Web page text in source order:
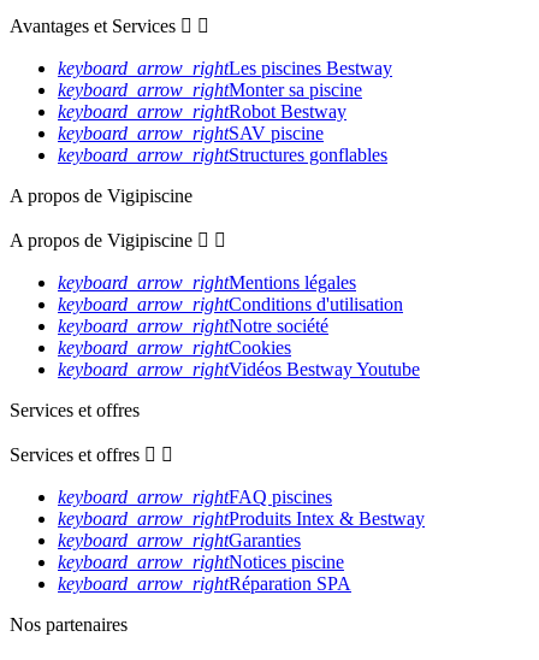
Avantages et Services  
keyboard_arrow_rightLes piscines Bestway
keyboard_arrow_rightMonter sa piscine
keyboard_arrow_rightRobot Bestway
keyboard_arrow_rightSAV piscine
keyboard_arrow_rightStructures gonflables
A propos de Vigipiscine
A propos de Vigipiscine  
keyboard_arrow_rightMentions légales
keyboard_arrow_rightConditions d'utilisation
keyboard_arrow_rightNotre société
keyboard_arrow_rightCookies
keyboard_arrow_rightVidéos Bestway Youtube
Services et offres
Services et offres  
keyboard_arrow_rightFAQ piscines
keyboard_arrow_rightProduits Intex & Bestway
keyboard_arrow_rightGaranties
keyboard_arrow_rightNotices piscine
keyboard_arrow_rightRéparation SPA
Nos partenaires